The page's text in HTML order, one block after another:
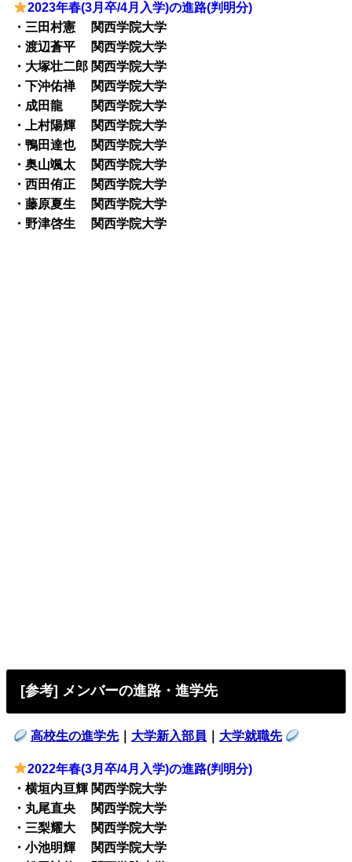
2023年春(3月卒/4月入学)の進路(判明分)
・三田村憲 関西学院大学
・渡辺蒼平 関西学院大学
・大塚壮二郎 関西学院大学
・下沖佑禅 関西学院大学
・成田龍 関西学院大学
・上村陽輝 関西学院大学
・鴨田達也 関西学院大学
・奥山颯太 関西学院大学
・西田侑正 関西学院大学
・藤原夏生 関西学院大学
・野津啓生 関西学院大学
[参考] メンバーの進路・進学先
高校生の進学先｜ 大学新入部員 大学就職先
2022年春(3月卒/4月入学)の進路(判明分)
・横垣内亘輝 関西学院大学
・丸尾直央 関西学院大学
・三梨耀大 関西学院大学
・小池明輝 関西学院大学